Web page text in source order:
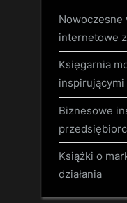
Nowoczesne
internetowe
Księgarnia
Biznesowe
Książki o
działania